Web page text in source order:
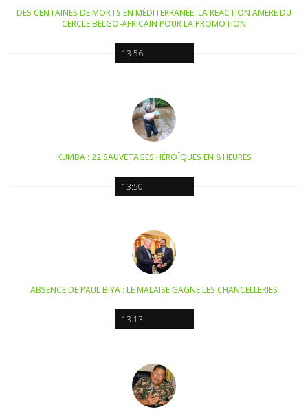
13:56
DES CENTAINES DE MORTS EN MÉDITERRANÉE: LA RÉACTION AMÈRE DU
CERCLE BELGO-AFRICAIN POUR LA PROMOTION
13:50
KUMBA : 22 SAUVETAGES HÉROÏQUES EN 8 HEURES
13:13
ABSENCE DE PAUL BIYA : LE MALAISE GAGNE LES CHANCELLERIES